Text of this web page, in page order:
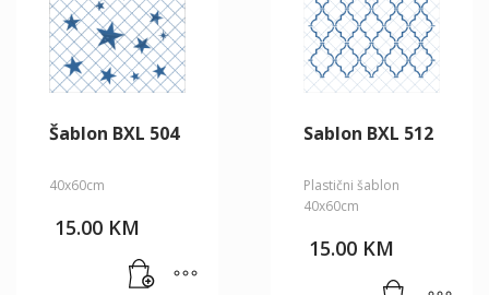
Šablon BXL 504
40x60cm
15.00 KM
Sablon BXL 512
Plastični šablon
40x60cm
15.00 KM